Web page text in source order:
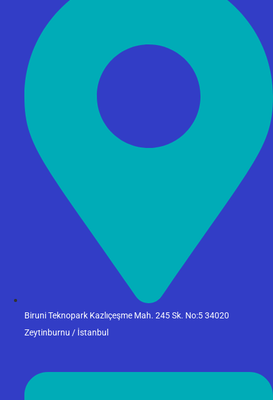
Biruni Teknopark Kazlıçeşme Mah. 245 Sk. No:5 34020
Zeytinburnu / İstanbul